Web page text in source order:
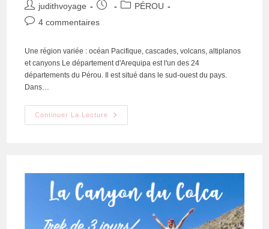
judithvoyage
PÉROU
4 commentaires
Une région variée : océan Pacifique, cascades, volcans, altiplanos
et canyons Le département d'Arequipa est l'un des 24
départements du Pérou. Il est situé dans le sud-ouest du pays.
Dans…
Continuer La Lecture